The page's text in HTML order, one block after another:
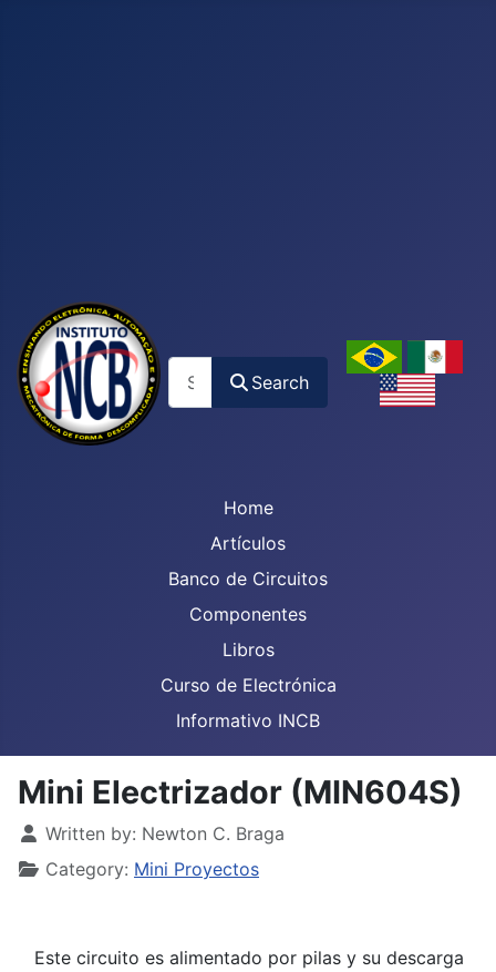
Search
Home
Artículos
Banco de Circuitos
Componentes
Libros
Curso de Electrónica
Informativo INCB
Mini Electrizador (MIN604S)
Details
Written by: Newton C. Braga
Category: Mini Proyectos
Este circuito es alimentado por pilas y su descarga